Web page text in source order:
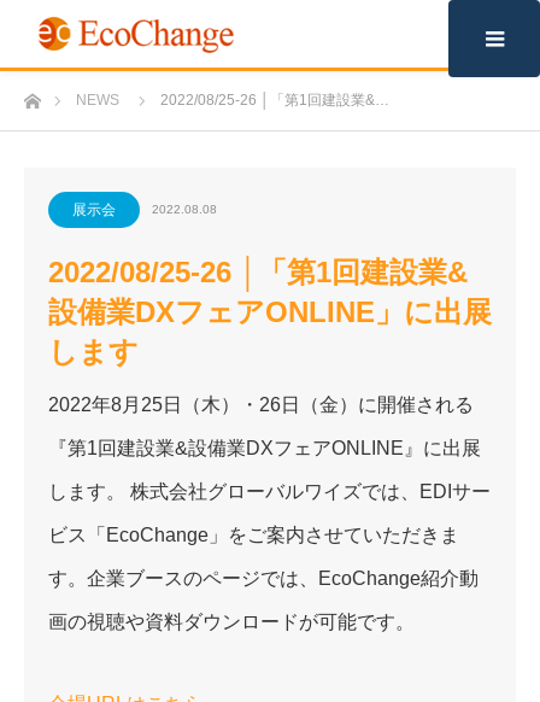
ホームNEWS 2022/08/25-26 │「第1回建設業&…
展示会 2022.08.08
2022/08/25-26 │「第1回建設業&
設備業DXフェアONLINE」に出展
します
2022年8月25日（木）・26日（金）に開催される
『第1回建設業&設備業DXフェアONLINE 』に出展
します。 株式会社グローバルワイズでは、EDIサー
ビス「EcoChange」をご案内させていただきま
す。企業ブースのページでは、EcoChange紹介動
画の視聴や資料ダウンロードが可能です。